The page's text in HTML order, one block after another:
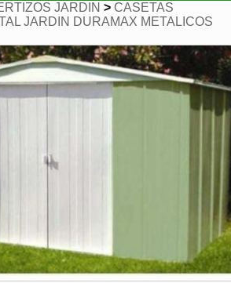
JARDIN > CASETAS
JARDIN DURAMAX METALICOS